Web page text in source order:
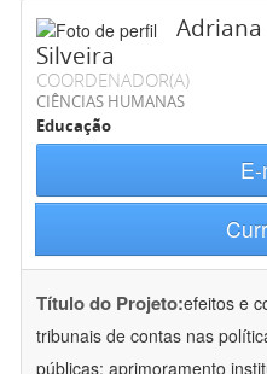
Silveira
COORDENADOR(A)
CIÊNCIAS HUMANAS
Educação
Título do Projeto:efeitos e
tribunais de contas nas
públicas: aprimoramento